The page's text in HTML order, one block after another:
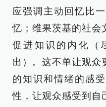
应强调主动回忆比
忆；维果茨基的社会
促进知识的内化（
出）。这不单让观众
的知识和情绪的感
性，让观众感受到自